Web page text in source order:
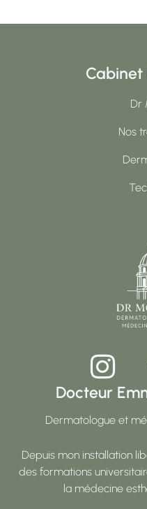
Cabinet
Dr
Nos
Docteur
Dermatologue et
Depuis mon installation
des formations
la médecine